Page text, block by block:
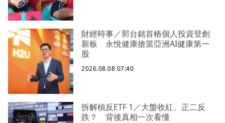
財經時事／郭台銘首樁個人投資登創
新板 永悅健康搶當亞洲AI健康第一
股
2026.08.08 07:40
拆解槓反ETF 1／大盤收紅、正二反
跌？ 背後真相一次看懂